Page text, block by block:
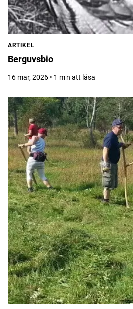
ARTIKEL
Berguvsbio
16 mar, 2026 • 1 min att läsa